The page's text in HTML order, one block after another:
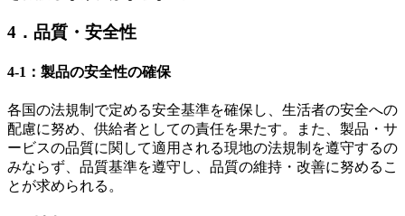
4．品質・安全性
4-1：製品の安全性の確保
各国の法規制で定める安全基準を確保し、生活者の安全への
配慮に努め、供給者としての責任を果たす。また、製品・サ
ービスの品質に関して適用される現地の法規制を遵守するの
みならず、品質基準を遵守し、品質の維持・改善に努めるこ
とが求められる。